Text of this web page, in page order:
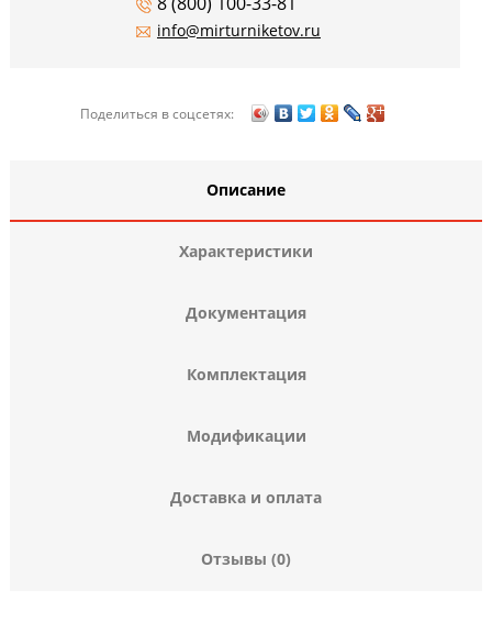
info@mirturniketov.ru
Поделиться в соцсетях:
Описание
Характеристики
Документация
Комплектация
Модификации
Доставка и оплата
Отзывы (0)